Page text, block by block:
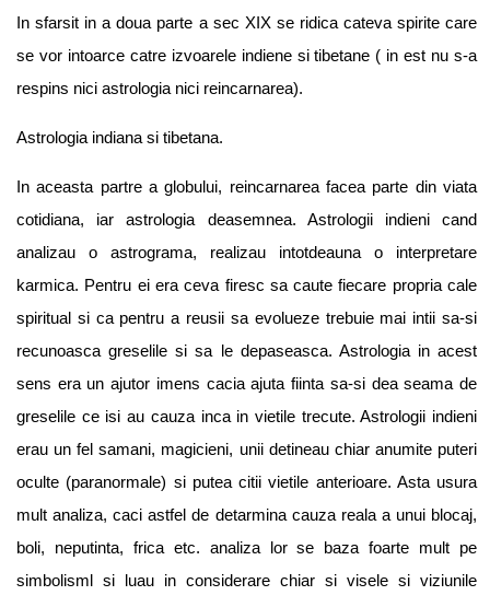
In sfarsit in a doua parte a sec XIX se ridica cateva spirite care
se vor intoarce catre izvoarele indiene si tibetane ( in est nu s-a
respins nici astrologia nici reincarnarea).
Astrologia indiana si tibetana.
In aceasta partre a globului, reincarnarea facea parte din viata
cotidiana, iar astrologia deasemnea. Astrologii indieni cand
analizau o astrograma, realizau intotdeauna o interpretare
karmica. Pentru ei era ceva firesc sa caute fiecare propria cale
spiritual si ca pentru a reusii sa evolueze trebuie mai intii sa-si
recunoasca greselile si sa le depaseasca. Astrologia in acest
sens era un ajutor imens cacia ajuta fiinta sa-si dea seama de
greselile ce isi au cauza inca in vietile trecute. Astrologii indieni
erau un fel samani, magicieni, unii detineau chiar anumite puteri
oculte (paranormale) si putea citii vietile anterioare. Asta usura
mult analiza, caci astfel de detarmina cauza reala a unui blocaj,
boli, neputinta, frica etc. analiza lor se baza foarte mult pe
simbolisml si luau in considerare chiar si visele si viziunile